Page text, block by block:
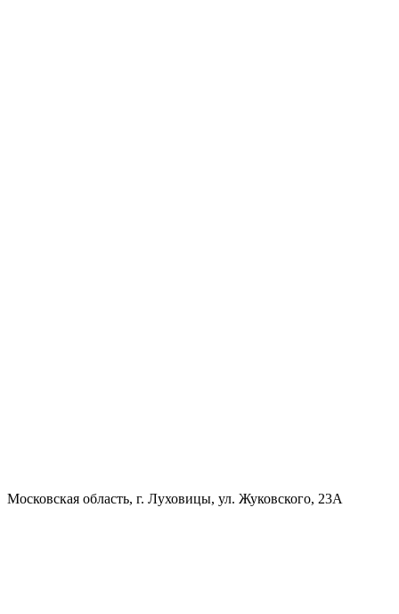
Московская область, г. Луховицы, ул. Жуковского, 23А